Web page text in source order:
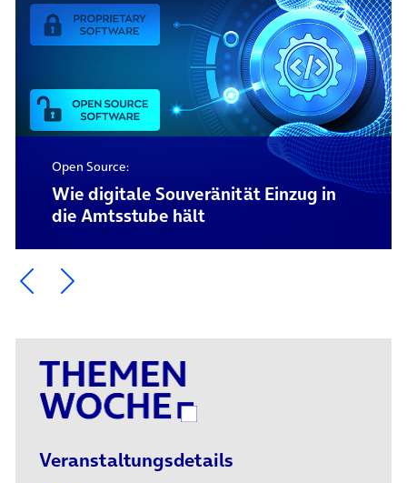
Open Source:
Wie digitale Souveränität Einzug in
die Amtsstube hält
Ein Element zurück blättern
Ein Element weiter blättern
Veranstaltungsdetails